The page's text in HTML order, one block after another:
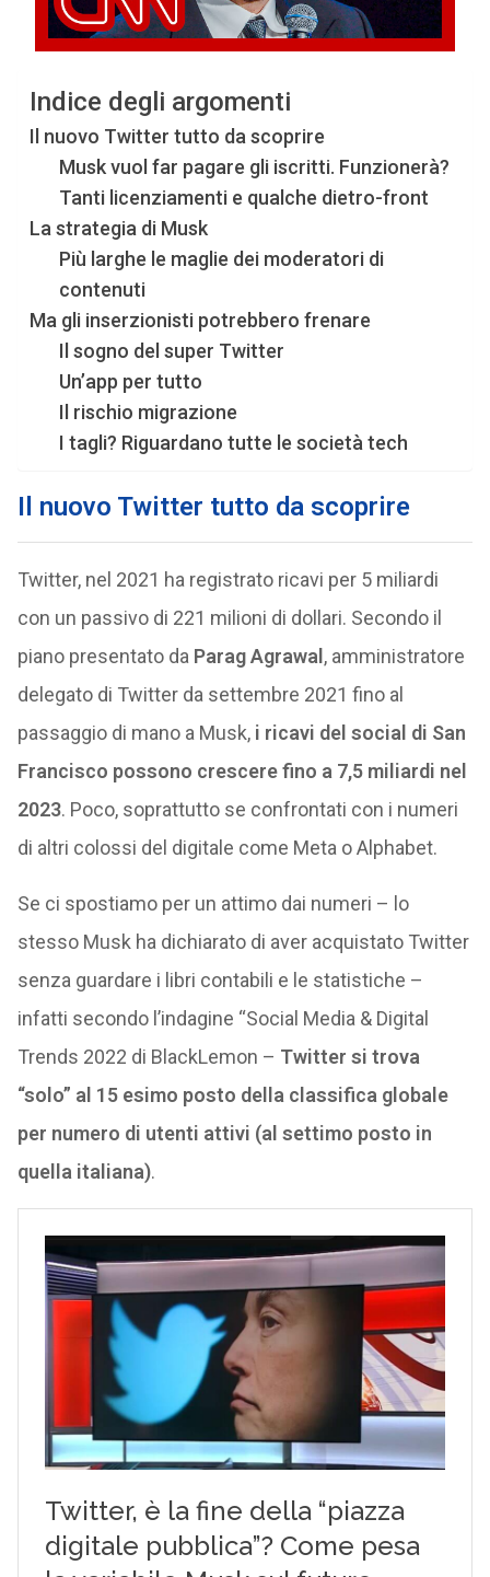
Indice degli argomenti
Il nuovo Twitter tutto da scoprire
Musk vuol far pagare gli iscritti. Funzionerà?
Tanti licenziamenti e qualche dietro-front
La strategia di Musk
Più larghe le maglie dei moderatori di
contenuti
Ma gli inserzionisti potrebbero frenare
Il sogno del super Twitter
Un’app per tutto
Il rischio migrazione
I tagli? Riguardano tutte le società tech
Il nuovo Twitter tutto da scoprire
Twitter, nel 2021 ha registrato ricavi per 5 miliardi
con un passivo di 221 milioni di dollari. Secondo il
piano presentato da Parag Agrawal , amministratore
delegato di Twitter da settembre 2021 fino al
passaggio di mano a Musk, i ricavi del social di San
Francisco possono crescere fino a 7,5 miliardi nel
2023. Poco, soprattutto se confrontati con i numeri
di altri colossi del digitale come Meta o Alphabet.
Se ci spostiamo per un attimo dai numeri – lo
stesso Musk ha dichiarato di aver acquistato Twitter
senza guardare i libri contabili e le statistiche –
infatti secondo l’indagine “Social Media & Digital
Trends 2022 di BlackLemon – Twitter si trova
“solo” al 15 esimo posto della classifica globale
per numero di utenti attivi (al settimo posto in
quella italiana).